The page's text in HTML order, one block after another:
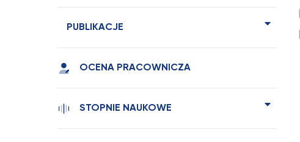
PUBLIKACJE
OCENA PRACOWNICZA
STOPNIE NAUKOWE